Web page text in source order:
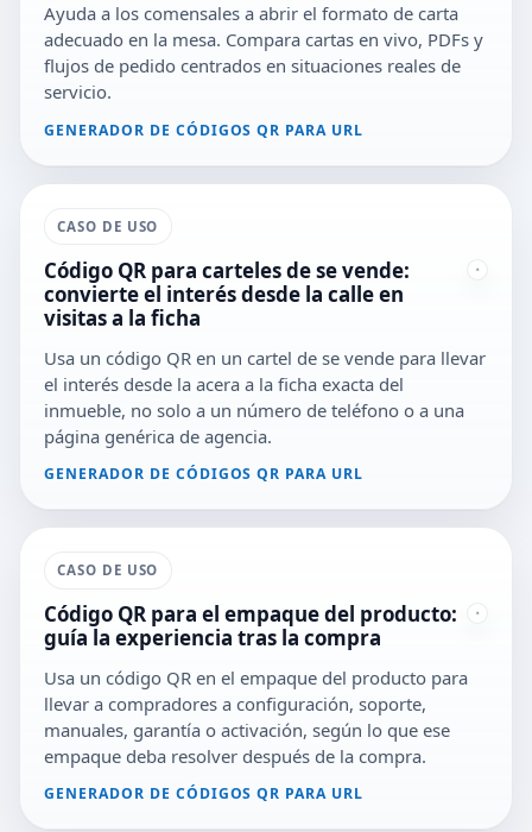
Ayuda a los comensales a abrir el formato de carta
adecuado en la mesa. Compara cartas en vivo, PDFs y
flujos de pedido centrados en situaciones reales de
servicio.
GENERADOR DE CÓDIGOS QR PARA URL
CASO DE USO
Código QR para carteles de se vende:
convierte el interés desde la calle en
visitas a la ficha
Usa un código QR en un cartel de se vende para llevar
el interés desde la acera a la ficha exacta del
inmueble, no solo a un número de teléfono o a una
página genérica de agencia.
GENERADOR DE CÓDIGOS QR PARA URL
CASO DE USO
Código QR para el empaque del producto:
guía la experiencia tras la compra
Usa un código QR en el empaque del producto para
llevar a compradores a configuración, soporte,
manuales, garantía o activación, según lo que ese
empaque deba resolver después de la compra.
GENERADOR DE CÓDIGOS QR PARA URL